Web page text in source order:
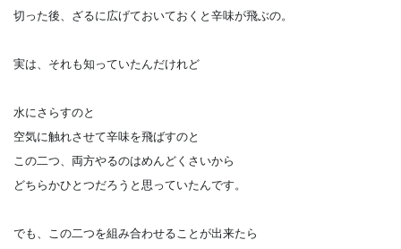
切った後、ざるに広げておいておくと辛味が飛ぶの。
実は、それも知っていたんだけれど
水にさらすのと
空気に触れさせて辛味を飛ばすのと
この二つ、両方やるのはめんどくさいから
どちらかひとつだろうと思っていたんです。
でも、この二つを組み合わせることが出来たら